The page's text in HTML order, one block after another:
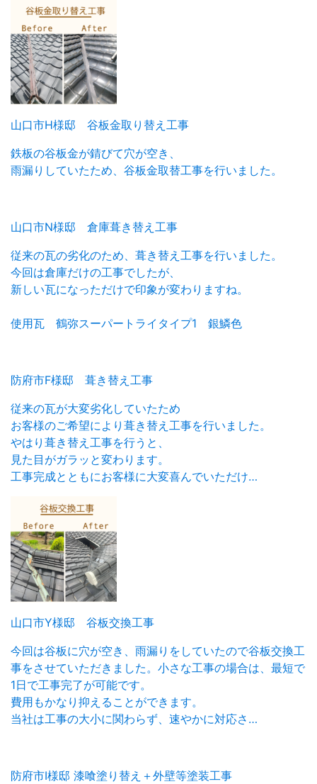
山口市H様邸 谷板金取り替え工事
鉄板の谷板金が錆びて穴が空き、
雨漏りしていたため、谷板金取替工事を行いました。
山口市N様邸 倉庫葺き替え工事
従来の瓦の劣化のため、葺き替え工事を行いました。
今回は倉庫だけの工事でしたが、
新しい瓦になっただけで印象が変わりますね。
使用瓦 鶴弥スーパートライタイプ1 銀鱗色
防府市F様邸 葺き替え工事
従来の瓦が大変劣化していたため
お客様のご希望により葺き替え工事を行いました。
やはり葺き替え工事を行うと、
見た目がガラッと変わります。
工事完成とともにお客様に大変喜んでいただけ…
山口市Y様邸 谷板交換工事
今回は谷板に穴が空き、雨漏りをしていたので谷板交換工
事をさせていただきました。小さな工事の場合は、最短で
1日で工事完了が可能です。
費用もかなり抑えることができます。
当社は工事の大小に関わらず、速やかに対応さ…
防府市I様邸 漆喰塗り替え＋外壁等塗装工事